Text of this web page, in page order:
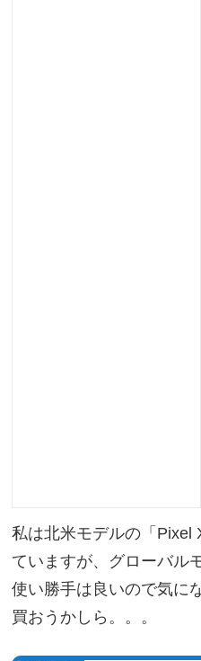
私は北米モデルの「Pixel
ていますが、グローバル
使い勝手は良いので気に
買おうかしら。。。